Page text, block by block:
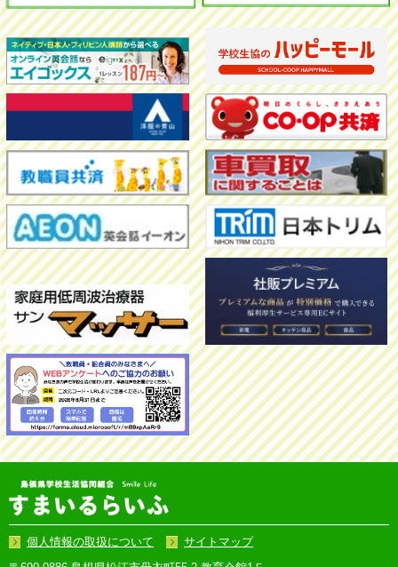
チ
ラ
シ
を
ご
覧
い。
2026.07.03
商品・サービス
「WEB
ア
ン
ケ
ー
ト」
へ
の
ご
協
力
の
お
願
い
な
さ
ま
の
声
を
個人情報の取扱について
サイトマップ